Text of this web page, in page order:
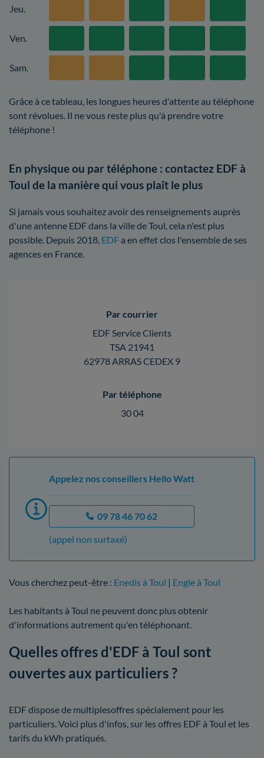
Jeu.
Ven.
Sam.
Grâce à ce tableau, les longues heures d'attente au téléphone
sont révolues. Il ne vous reste plus qu'à prendre votre
téléphone !
En physique ou par téléphone : contactez EDF à
Toul de la manière qui vous plaît le plus
Si jamais vous souhaitez avoir des renseignements auprès
d'une antenne EDF dans la ville de Toul, cela n'est plus
possible. Depuis 2018, EDFa en effet clos l'ensemble de ses
agences en France.
Par courrier
EDF Service Clients
TSA 21941
62978 ARRAS CEDEX 9
Par téléphone
30 04
Appelez nos conseillers Hello Watt
09 78 46 70 62
(appel non surtaxé)
Vous cherchez peut-être : Enedis à Toul | Engie à Toul
Les habitants à Toul ne peuvent donc plus obtenir
d'informations autrement qu'en téléphonant.
Quelles offres d'EDF à Toul sont
ouvertes aux particuliers ?
EDF dispose de multiplesoffres spécialement pour les
particuliers. Voici plus d'infos, sur les offres EDF à Toul et les
tarifs du kWh pratiqués.